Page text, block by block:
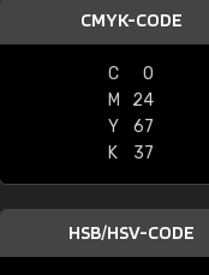
CMYK-CODE
C
0
M
24
Y
67
K
37
HSB/HSV-CODE